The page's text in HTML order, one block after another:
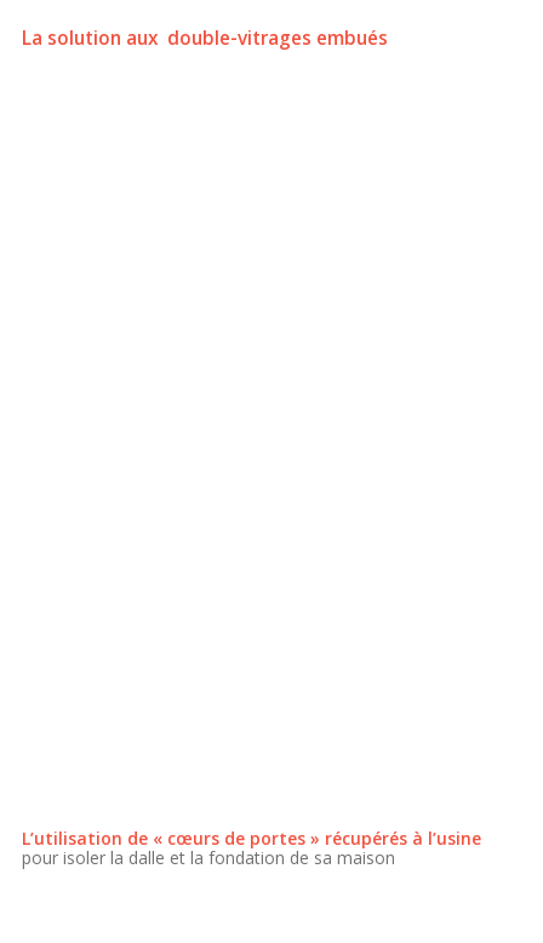
La solution aux double-vitrages embués
L’utilisation de « cœurs de portes » récupérés à l’usine
pour isoler la dalle et la fondation de sa maison